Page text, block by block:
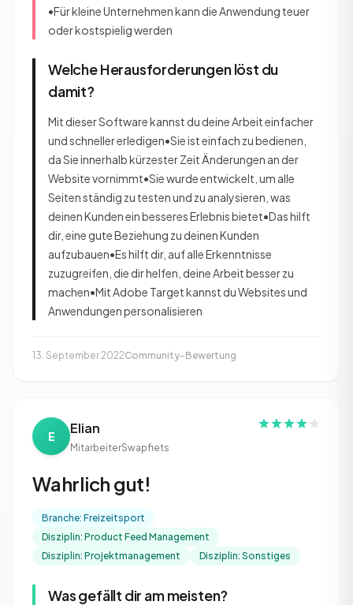
•Für kleine Unternehmen kann die Anwendung teuer
oder kostspielig werden
Welche Herausforderungen löst du
damit?
Mit dieser Software kannst du deine Arbeit einfacher
und schneller erledigen•Sie ist einfach zu bedienen,
da Sie innerhalb kürzester Zeit Änderungen an der
Website vornimmt•Sie wurde entwickelt, um alle
Seiten ständig zu testen und zu analysieren, was
deinen Kunden ein besseres Erlebnis bietet•Das hilft
dir, eine gute Beziehung zu deinen Kunden
aufzubauen•Es hilft dir, auf alle Erkenntnisse
zuzugreifen, die dir helfen, deine Arbeit besser zu
machen•Mit Adobe Target kannst du Websites und
Anwendungen personalisieren
13. September 2022Community-Bewertung
E Elian
MitarbeiterSwapfiets
Wahrlich gut!
Branche: Freizeitsport
Disziplin: Product Feed Management
Disziplin: Projektmanagement
Disziplin: Sonstiges
Was gefällt dir am meisten?